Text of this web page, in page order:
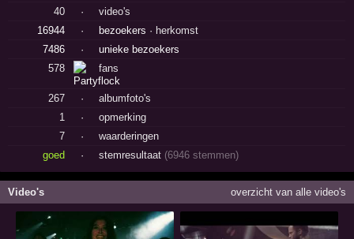
40
·
video's
16944
· bezoekers · herkomst
7486
·
unieke bezoekers
578
fans
267 ·
albumfoto's
1
·
opmerking
7
·
waarderingen
goed
· stemresultaat (6946 stemmen)
Video's overzicht van alle video's